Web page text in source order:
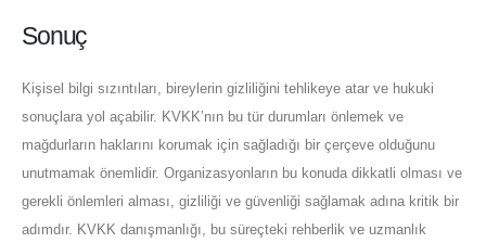
Sonuç
Kişisel bilgi sızıntıları, bireylerin gizliliğini tehlikeye atar ve hukuki
sonuçlara yol açabilir. KVKK’nın bu tür durumları önlemek ve
mağdurların haklarını korumak için sağladığı bir çerçeve olduğunu
unutmamak önemlidir. Organizasyonların bu konuda dikkatli olması ve
gerekli önlemleri alması, gizliliği ve güvenliği sağlamak adına kritik bir
adımdır. KVKK danışmanlığı, bu süreçteki rehberlik ve uzmanlık